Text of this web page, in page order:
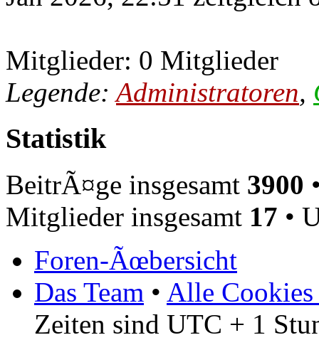
Mitglieder: 0 Mitglieder
Legende:Administratoren,
Statistik
BeitrÃ¤ge insgesamt 3900
Mitglieder insgesamt 17 •
Foren-Ãœbersicht
Das Team • Alle Cookies
Zeiten sind UTC + 1